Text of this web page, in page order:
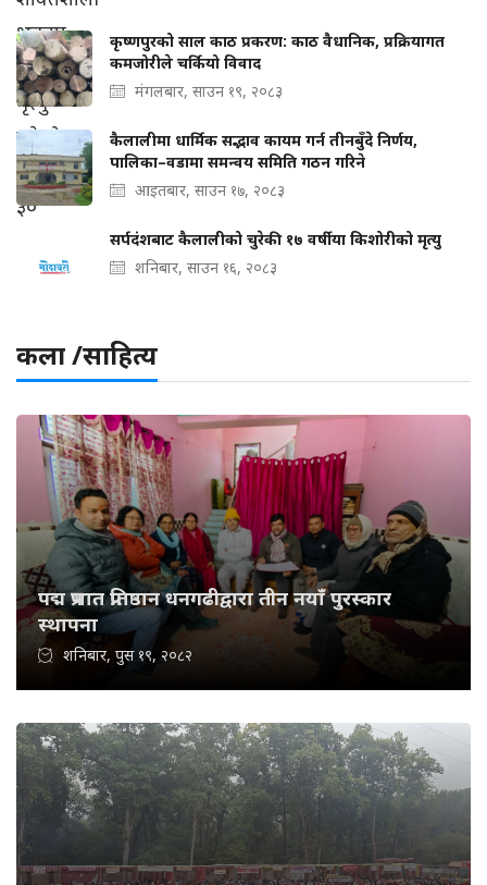
कृष्णपुरको साल काठ प्रकरण: काठ वैधानिक, प्रक्रियागत
कमजोरीले चर्कियो विवाद
मंगलबार, साउन १९, २०८३
कैलालीमा धार्मिक सद्भाव कायम गर्न तीनबुँदे निर्णय,
पालिका–वडामा समन्वय समिति गठन गरिने
आइतबार, साउन १७, २०८३
सर्पदंशबाट कैलालीको चुरेकी १७ वर्षीया किशोरीको मृत्यु
शनिबार, साउन १६, २०८३
कला /साहित्य
पद्म प्रभात प्रतिष्ठान धनगढीद्वारा तीन नयाँ पुरस्कार
स्थापना
शनिबार, पुस १९, २०८२